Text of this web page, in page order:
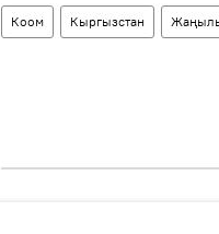
Коом Кыргызстан